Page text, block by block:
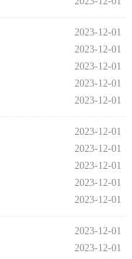
2023-12-01
2023-12-01
2023-12-01
2023-12-01
2023-12-01
2023-12-01
2023-12-01
2023-12-01
2023-12-01
2023-12-01
2023-12-01
2023-12-01